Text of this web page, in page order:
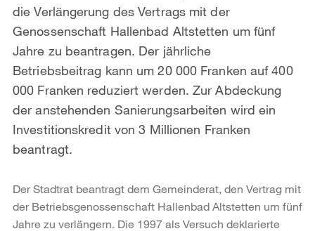
die Verlängerung des Vertrags mit der
Genossenschaft Hallenbad Altstetten um fünf
Jahre zu beantragen. Der jährliche
Betriebsbeitrag kann um 20 000 Franken auf 400
000 Franken reduziert werden. Zur Abdeckung
der anstehenden Sanierungsarbeiten wird ein
Investitionskredit von 3 Millionen Franken
beantragt.
Der Stadtrat beantragt dem Gemeinderat, den Vertrag mit
der Betriebsgenossenschaft Hallenbad Altstetten um fünf
Jahre zu verlängern. Die 1997 als Versuch deklarierte